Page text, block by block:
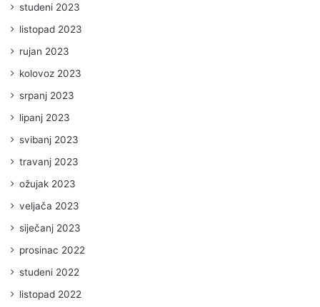
studeni 2023
listopad 2023
rujan 2023
kolovoz 2023
srpanj 2023
lipanj 2023
svibanj 2023
travanj 2023
ožujak 2023
veljača 2023
siječanj 2023
prosinac 2022
studeni 2022
listopad 2022